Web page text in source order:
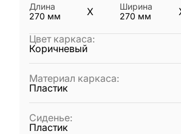
Длина
270 мм X
Ширина
270 мм
Цвет каркаса:
Коричневый
Материал каркаса:
Пластик
Сиденье:
Пластик